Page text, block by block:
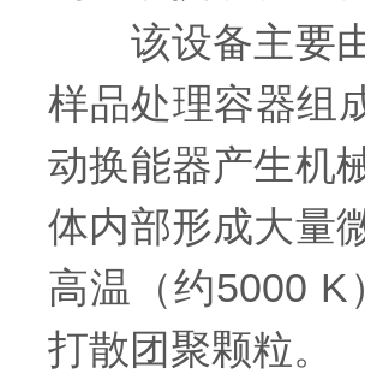
该设备主要由
样品处理容器组
动换能器产生机
体内部形成大量
高温（约5000
打散团聚颗粒。